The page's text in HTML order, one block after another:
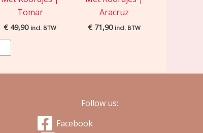
Tomar
€ 49,90 incl. BTW
Aracruz
€ 71,90 incl. BTW
Follow us:
Facebook